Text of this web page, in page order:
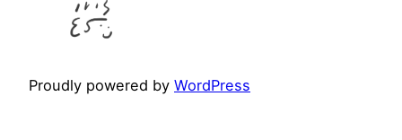
Proudly powered by WordPress